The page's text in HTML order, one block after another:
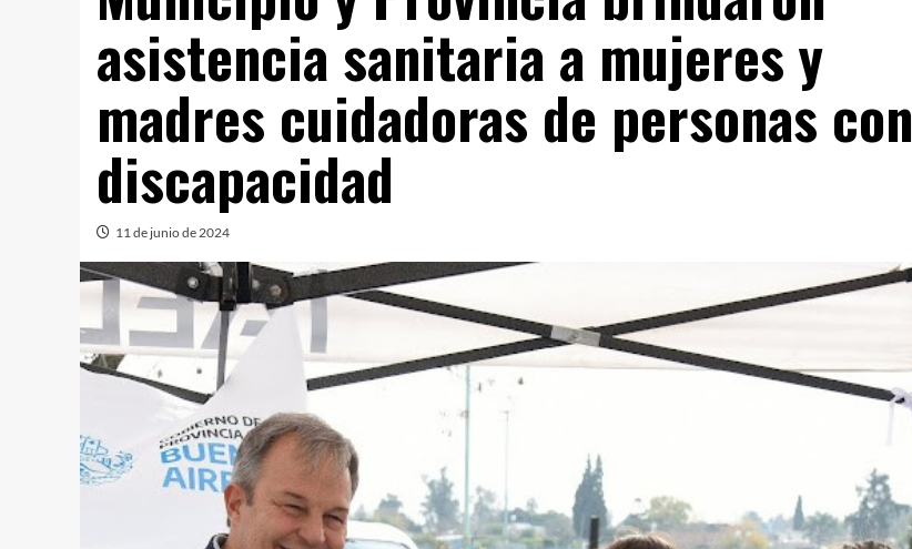
asistencia sanitaria a mujeres y
madres cuidadoras de personas con
discapacidad
11 de junio de 2024